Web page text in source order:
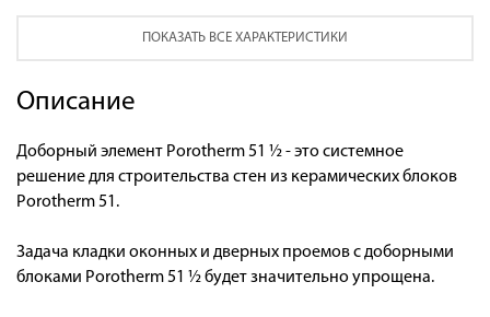
ПОКАЗАТЬ ВСЕ ХАРАКТЕРИСТИКИ
Описание
Доборный элемент Porotherm 51 ½ - это системное
решение для строительства стен из керамических блоков
Porotherm 51.
Задача кладки оконных и дверных проемов с доборными
блоками Porotherm 51 ½ будет значительно упрощена.